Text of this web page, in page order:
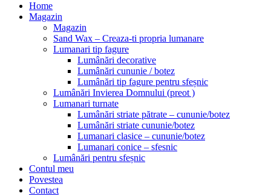
Home
Magazin
Magazin
Sand Wax – Creaza-ti propria lumanare
Lumanari tip fagure
Lumânări decorative
Lumânări cununie / botez
Lumânări tip fagure pentru sfeșnic
Lumânări Invierea Domnului (preot )
Lumanari turnate
Lumânări striate pătrate – cununie/botez
Lumânări striate cununie/botez
Lumanari clasice – cununie/botez
Lumanari conice – sfesnic
Lumânări pentru sfeșnic
Contul meu
Povestea
Contact